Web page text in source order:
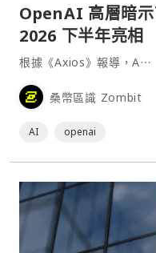
OpenAI 高層暗
2026 下半年亮相
根據《Axios》報導，A⋯
桑幣區識 Zombit
AI openai